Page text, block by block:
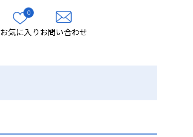
0
お気に入りお問い合わせ